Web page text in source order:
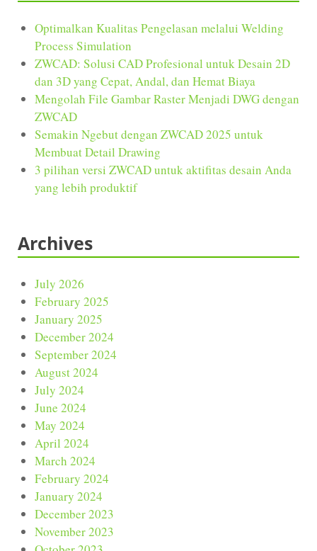
Optimalkan Kualitas Pengelasan melalui Welding
Process Simulation
ZWCAD: Solusi CAD Profesional untuk Desain 2D
dan 3D yang Cepat, Andal, dan Hemat Biaya
Mengolah File Gambar Raster Menjadi DWG dengan
ZWCAD
Semakin Ngebut dengan ZWCAD 2025 untuk
Membuat Detail Drawing
3 pilihan versi ZWCAD untuk aktifitas desain Anda
yang lebih produktif
Archives
July 2026
February 2025
January 2025
December 2024
September 2024
August 2024
July 2024
June 2024
May 2024
April 2024
March 2024
February 2024
January 2024
December 2023
November 2023